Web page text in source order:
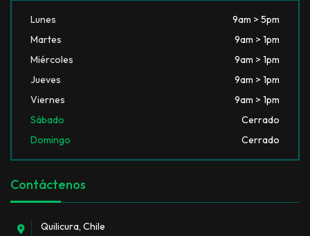
Lunes
9am > 5pm
Martes
9am > 1pm
Miércoles
9am > 1pm
Jueves
9am > 1pm
Viernes
9am > 1pm
Sábado
Cerrado
Domingo
Cerrado
Contáctenos
Quilicura, Chile